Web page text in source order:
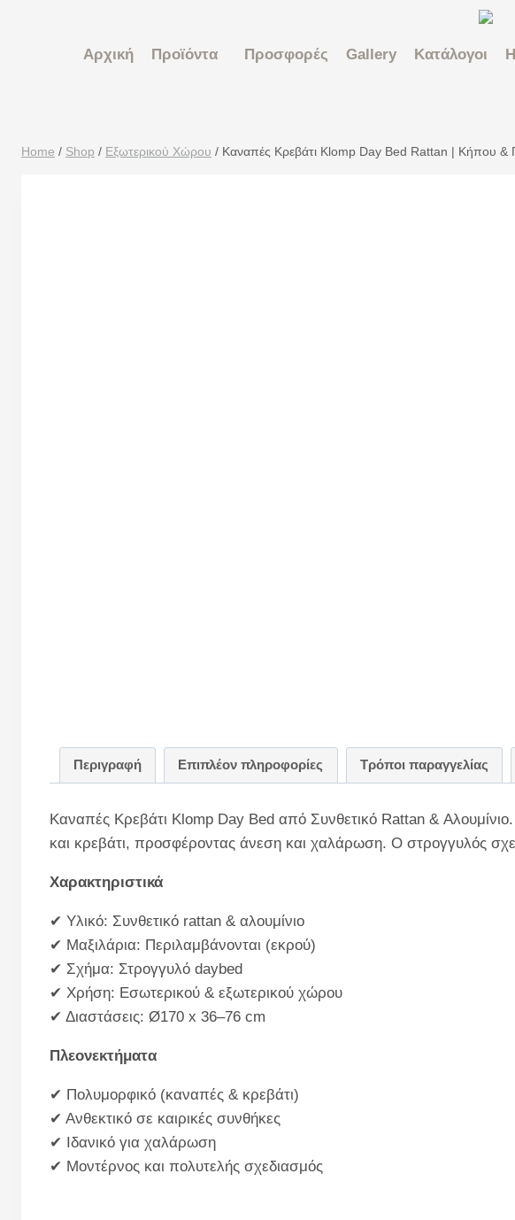
Αρχική Προϊόντα Προσφορές Gallery Κατάλογοι
Home / Shop / Εξωτερικού Χώρου / Καναπές Κρεβάτι Klomp Day Bed Rattan | Κήπου &
Περιγραφή Επιπλέον πληροφορίες Τρόποι παραγγελίας
Καναπές Κρεβάτι Klomp Day Bed από Συνθετικό Rattan &
και κρεβάτι, προσφέροντας άνεση και χαλάρωση. Ο στρογγυλός
Χαρακτηριστικά
✔ Υλικό: Συνθετικό rattan & αλουμίνιο
✔ Μαξιλάρια: Περιλαμβάνονται (εκρού)
✔ Σχήμα: Στρογγυλό daybed
✔ Χρήση: Εσωτερικού & εξωτερικού χώρου
✔ Διαστάσεις: Ø170 x 36–76 cm
Πλεονεκτήματα
✔ Πολυμορφικό (καναπές & κρεβάτι)
✔ Ανθεκτικό σε καιρικές συνθήκες
✔ Ιδανικό για χαλάρωση
✔ Μοντέρνος και πολυτελής σχεδιασμός